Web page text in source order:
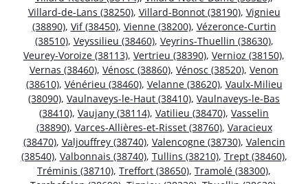
Villard-de-Lans (38250), Villard-Bonnot (38190), Vignieu
(38890), Vif (38450), Vienne (38200), Vézeronce-Curtin
(38510), Veyssilieu (38460), Veyrins-Thuellin (38630),
Veurey-Voroize (38113), Vertrieu (38390), Vernioz (38150),
Vernas (38460), Vénosc (38860), Vénosc (38520), Venon
(38610), Vénérieu (38460), Velanne (38620), Vaulx-Milieu
(38090), Vaulnaveys-le-Haut (38410), Vaulnaveys-le-Bas
(38410), Vaujany (38114), Vatilieu (38470), Vasselin
(38890), Varces-Allières-et-Risset (38760), Varacieux
(38470), Valjouffrey (38740), Valencogne (38730), Valencin
(38540), Valbonnais (38740), Tullins (38210), Trept (38460),
Tréminis (38710), Treffort (38650), Tramolé (38300),